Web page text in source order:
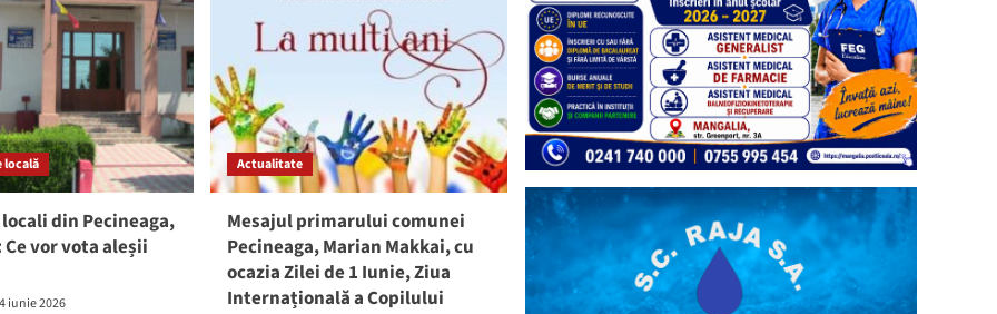
locală
din Pecineaga,
vor vota aleșii
iunie 2026
Actualitate
Mesajul primarului comunei
Pecineaga, Marian Makkai, cu
ocazia Zilei de 1 Iunie, Ziua
Internațională a Copilului